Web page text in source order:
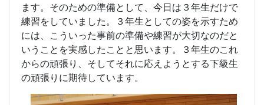
ます。そのための準備として、今日は３年生だけで
練習をしていました。３年生としての姿を示すため
には、こういった事前の準備や練習が大切なのだと
いうことを実感したことと思います。３年生のこれ
からの頑張り、そしてそれに応えようとする下級生
の頑張りに期待しています。